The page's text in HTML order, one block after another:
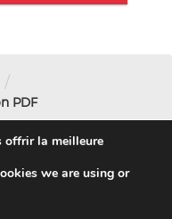
/
PDF
légales
offrir la meilleure
we are using or